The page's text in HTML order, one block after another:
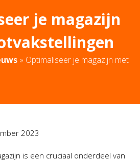
je magazijn
» Optimaliseer je magazijn met
2023
is een cruciaal onderdeel van